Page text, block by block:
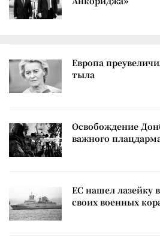
Европа
тыла
Освобождение
важного
ЕС нашел лазейку
своих военных